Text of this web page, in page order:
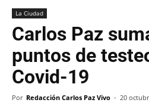
La Ciudad
Carlos Paz
puntos de
Covid-19
Por Redacción Carlos Paz Vivo - 20